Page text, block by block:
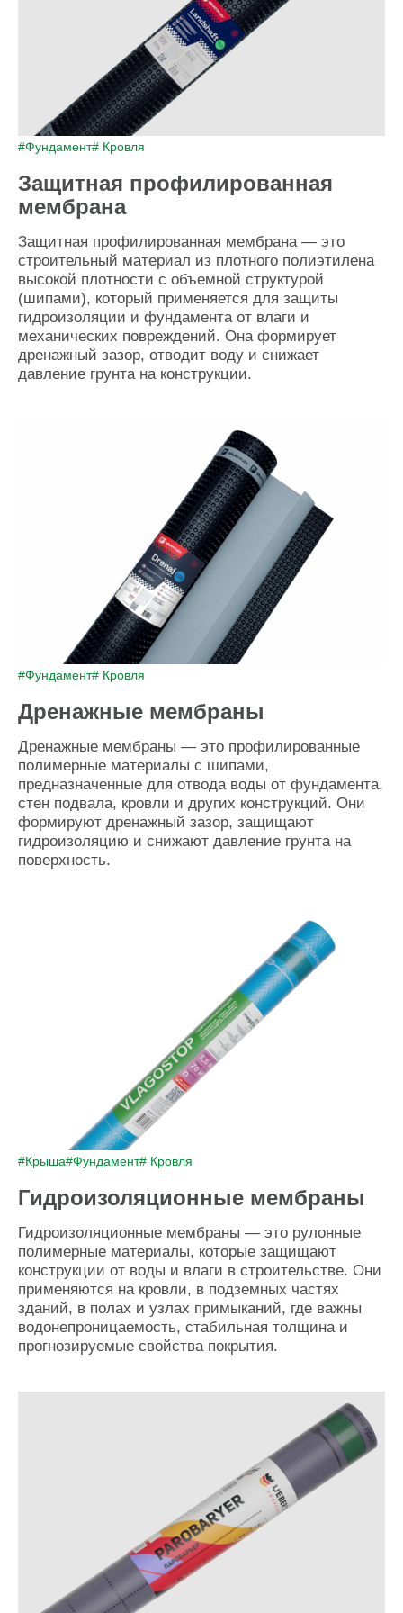
#Фундамент# Кровля
Защитная профилированная
мембрана
Защитная профилированная мембрана — это
строительный материал из плотного полиэтилена
высокой плотности с объемной структурой
(шипами), который применяется для защиты
гидроизоляции и фундамента от влаги и
механических повреждений. Она формирует
дренажный зазор, отводит воду и снижает
давление грунта на конструкции.
#Фундамент# Кровля
Дренажные мембраны
Дренажные мембраны — это профилированные
полимерные материалы с шипами,
предназначенные для отвода воды от фундамента,
стен подвала, кровли и других конструкций. Они
формируют дренажный зазор, защищают
гидроизоляцию и снижают давление грунта на
поверхность.
#Крыша#Фундамент# Кровля
Гидроизоляционные мембраны
Гидроизоляционные мембраны — это рулонные
полимерные материалы, которые защищают
конструкции от воды и влаги в строительстве. Они
применяются на кровли, в подземных частях
зданий, в полах и узлах примыканий, где важны
водонепроницаемость, стабильная толщина и
прогнозируемые свойства покрытия.